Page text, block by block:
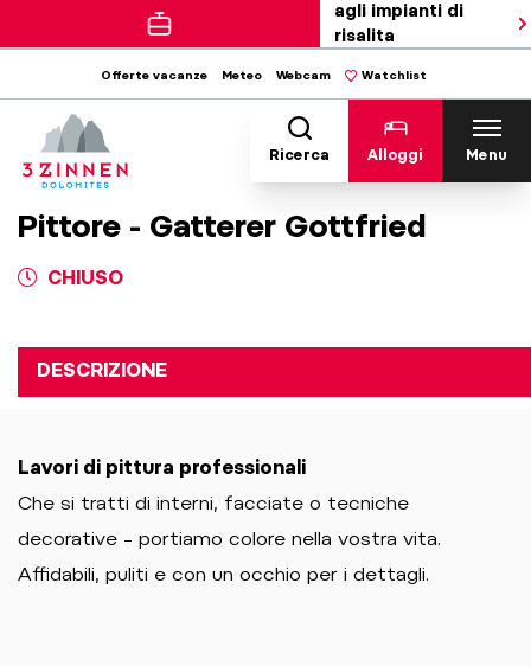
agli impianti di
risalita
Offerte vacanze Meteo Webcam Watchlist
Ricerca Alloggi Menu
Pittore - Gatterer Gottfried
CHIUSO
DESCRIZIONE
Lavori di pittura professionali
Che si tratti di interni, facciate o tecniche
decorative – portiamo colore nella vostra vita.
Affidabili, puliti e con un occhio per i dettagli.